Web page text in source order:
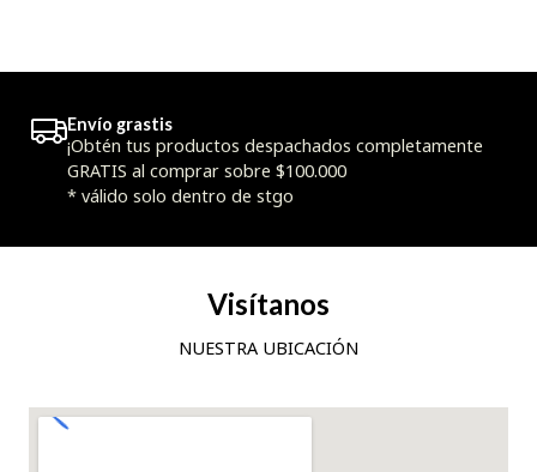
Envío grastis
¡Obtén tus productos despachados completamente
GRATIS al comprar sobre $100.000
* válido solo dentro de stgo
Visítanos
NUESTRA UBICACIÓN